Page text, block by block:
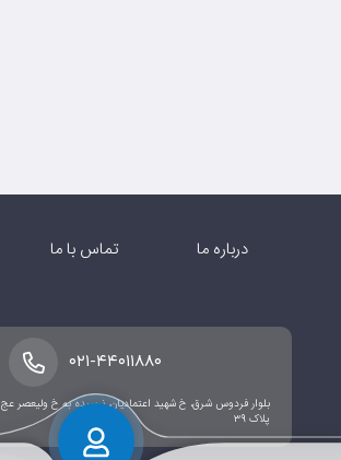
درباره ما تماس با ما
بلوار فردوس شرق، خ شهید اعتمادیان، نرسیده به خ ولیعصر عج
پلاک ۳۹
۰۲۱-۴۴۰۱۱۸۸۰